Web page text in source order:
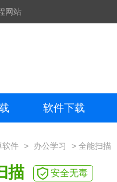
网站
软件下载
软件 > 办公学习 > 全能扫描
描 安全无毒